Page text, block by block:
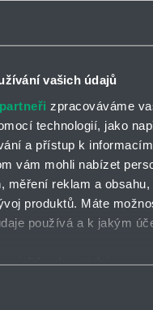
vašich údajů
zpracováváme
technologií, jako
a přístup k
vám mohli nabízet
měření reklam a obsahu,
produktů. Máte
používá a k jakým
přesné na několik
maziv na plochy - RAZIOL,
Kolektiv o.z.CEMA-TECH
s Vámi
Milan Dvořák